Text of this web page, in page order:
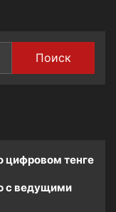
Поиск
цифровом тенге
с ведущими